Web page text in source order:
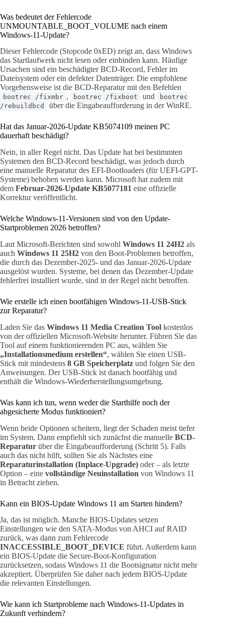
Was bedeutet der Fehlercode
UNMOUNTABLE_BOOT_VOLUME nach einem
Windows-11-Update?
Dieser Fehlercode (Stopcode 0xED) zeigt an, dass Windows
das Startlaufwerk nicht lesen oder einbinden kann. Häufige
Ursachen sind ein beschädigter BCD-Record, Fehler im
Dateisystem oder ein defekter Datenträger. Die empfohlene
Vorgehensweise ist die BCD-Reparatur mit den Befehlen
bootrec /fixmbr , bootrec /fixboot und
bootrec
/rebuildbcd
über die Eingabeaufforderung in der WinRE.
Hat das Januar-2026-Update KB5074109 meinen PC
dauerhaft beschädigt?
Nein, in aller Regel nicht. Das Update hat bei bestimmten
Systemen den BCD-Record beschädigt, was jedoch durch
eine manuelle Reparatur des EFI-Bootloaders (für UEFI-GPT-
Systeme) behoben werden kann. Microsoft hat zudem mit
dem Februar-2026-Update KB5077181 eine offizielle
Korrektur veröffentlicht.
Welche Windows-11-Versionen sind von den Update-
Startproblemen 2026 betroffen?
Laut Microsoft-Berichten sind sowohl Windows 11 24H2 als
auch Windows 11 25H2 von den Boot-Problemen betroffen,
die durch das Dezember-2025- und das Januar-2026-Update
ausgelöst wurden. Systeme, bei denen das Dezember-Update
fehlerfrei installiert wurde, sind in der Regel nicht betroffen.
Wie erstelle ich einen bootfähigen Windows-11-USB-Stick
zur Reparatur?
Laden Sie das Windows 11 Media Creation Tool kostenlos
von der offiziellen Microsoft-Website herunter. Führen Sie das
Tool auf einem funktionierenden PC aus, wählen Sie
„Installationsmedium erstellen“, wählen Sie einen USB-
Stick mit mindestens 8 GB Speicherplatz und folgen Sie den
Anweisungen. Der USB-Stick ist danach bootfähig und
enthält die Windows-Wiederherstellungsumgebung.
Was kann ich tun, wenn weder die Starthilfe noch der
abgesicherte Modus funktioniert?
Wenn beide Optionen scheitern, liegt der Schaden meist tiefer
im System. Dann empfiehlt sich zunächst die manuelle BCD-
Reparatur über die Eingabeaufforderung (Schritt 5). Falls
auch das nicht hilft, sollten Sie als Nächstes eine
Reparaturinstallation (Inplace-Upgrade) oder – als letzte
Option – eine vollständige Neuinstallation von Windows 11
in Betracht ziehen.
Kann ein BIOS-Update Windows 11 am Starten hindern?
Ja, das ist möglich. Manche BIOS-Updates setzen
Einstellungen wie den SATA-Modus von AHCI auf RAID
zurück, was dann zum Fehlercode
INACCESSIBLE_BOOT_DEVICE führt. Außerdem kann
ein BIOS-Update die Secure-Boot-Konfiguration
zurücksetzen, sodass Windows 11 die Bootsignatur nicht mehr
akzeptiert. Überprüfen Sie daher nach jedem BIOS-Update
die relevanten Einstellungen.
Wie kann ich Startprobleme nach Windows-11-Updates in
Zukunft verhindern?